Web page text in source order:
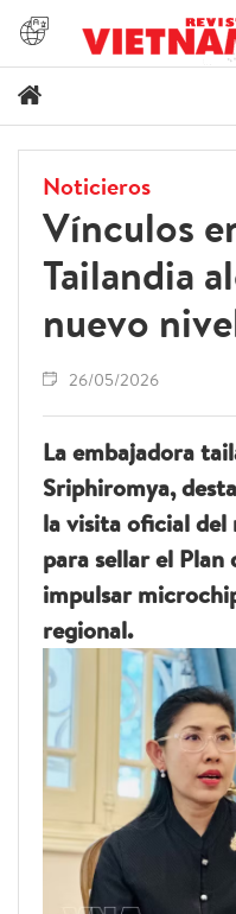
Noticieros
Vínculos
Tailandia
nuevo
26/05/2026
La embajadora
Sriphiromya,
la visita oficial
para sellar el
impulsar
regional.